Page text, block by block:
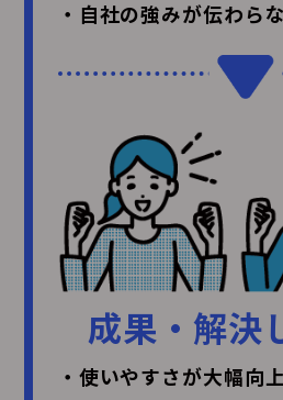
・自社の強みが伝わら
成果・解決
・使いやすさが大幅向上